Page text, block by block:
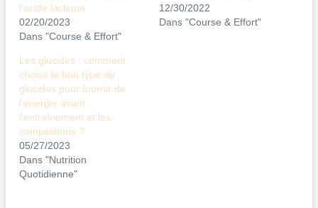
l’acide lactique
02/20/2023
Dans "Course & Effort"
12/30/2022
Dans "Course & Effort"
Les glucides : comment
choisir le bon type de
glucides pour fournir de
l’énergie avant
l’entraînement et les
compétitions ?
05/27/2023
Dans "Nutrition
Quotidienne"